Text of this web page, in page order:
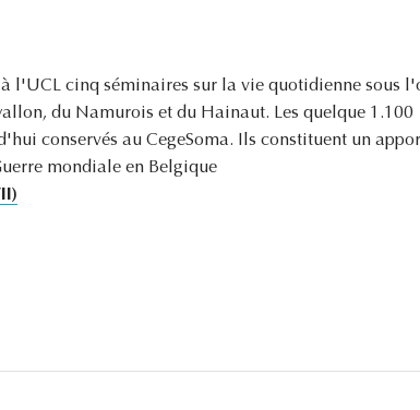
à l'UCL cinq séminaires sur la vie quotidienne sous
du Namurois et du Hainaut. Les quelque 1.100
conservés au CegeSoma. Ils constituent un
mondiale en Belgique